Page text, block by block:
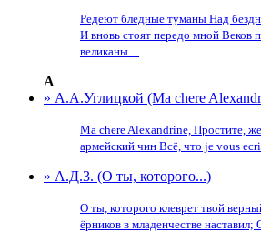
Редеют бледные туманы Над
И вновь стоят передо мной Веков
великаны....
А
» А.А.Углицкой (Ma chere
Ma chere Alexandrine, Простите,
армейский чин Всё, что je vous
» А.Д.3. (О ты, которого...)
О ты, которого клеврет твой
ёрников в младенчестве